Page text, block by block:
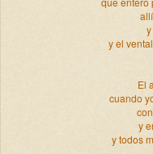
y el
El
cuando
y
y todos